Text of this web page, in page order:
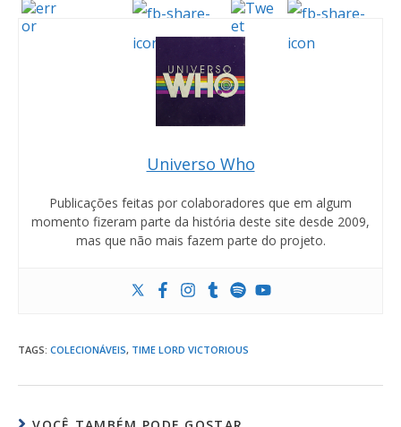
Universo Who
Publicações feitas por colaboradores que em algum
momento fizeram parte da história deste site desde 2009,
mas que não mais fazem parte do projeto.
TAGS: COLECIONÁVEIS, TIME LORD VICTORIOUS